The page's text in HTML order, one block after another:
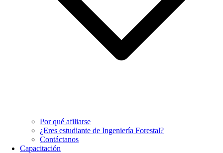
Por qué afiliarse
¿Eres estudiante de Ingeniería Forestal?
Contáctanos
Capacitación